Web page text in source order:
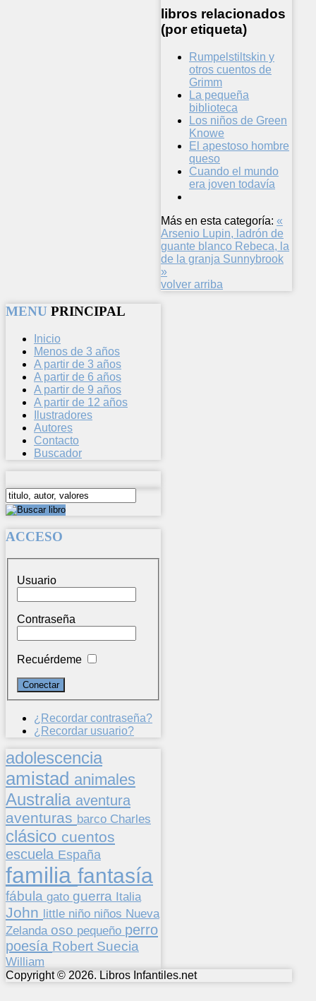
libros relacionados
(por etiqueta)
Rumpelstiltskin y
otros cuentos de
Grimm
La pequeña
biblioteca
Los niños de Green
Knowe
El apestoso hombre
queso
Cuando el mundo
era joven todavía
Más en esta categoría: «
Arsenio Lupin, ladrón de
guante blanco Rebeca, la
de la granja Sunnybrook
»
volver arriba
MENU PRINCIPAL
Inicio
Menos de 3 años
A partir de 3 años
A partir de 6 años
A partir de 9 años
A partir de 12 años
Ilustradores
Autores
Contacto
Buscador
ACCESO
Usuario
Contraseña
Recuérdeme
¿Recordar contraseña?
¿Recordar usuario?
adolescencia
amistad animales
Australia aventura
aventuras barco Charles
clásico cuentos
escuela España
familia fantasía
fábula gato guerra Italia
John little niño niños Nueva
Zelanda oso pequeño perro
poesía Robert Suecia
William
Copyright © 2026. Libros Infantiles.net